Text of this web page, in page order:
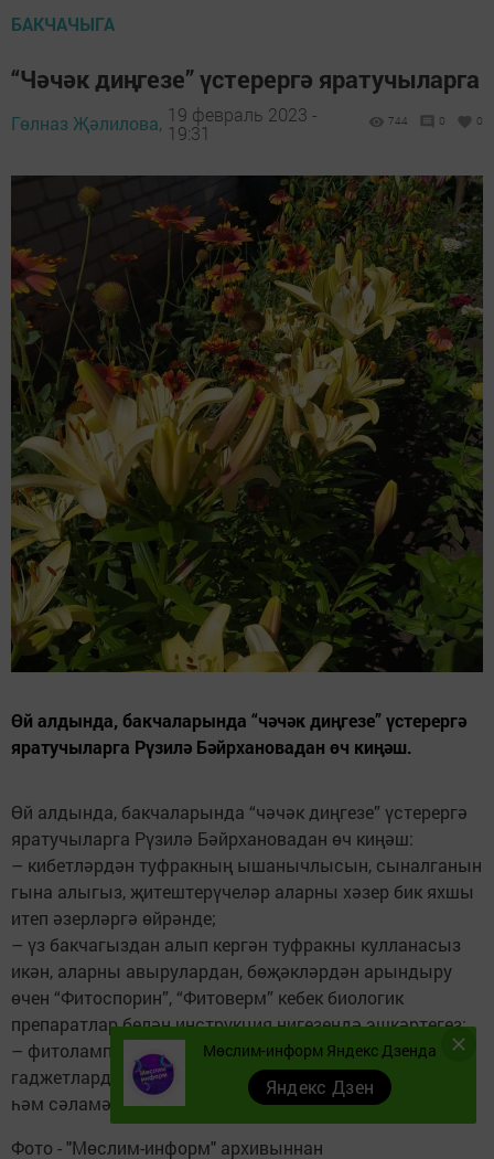
БАКЧАЧЫГА
“Чәчәк диңгезе” үстерергә яратучыларга
Гөлназ Җәлилова, 19 февраль 2023 -
19:31
744 0 0
Өй алдында, бакчаларында “чәчәк диңгезе” үстерергә
яратучыларга Рүзилә Бәйрхановадан өч киңәш.
Өй алдында, бакчаларында “чәчәк диңгезе” үстерергә
яратучыларга Рүзилә Бәйрхановадан өч киңәш:
– кибетләрдән туфракның ышанычлысын, сыналганын
гына алыгыз, җитештерүчеләр аларны хәзер бик яхшы
итеп әзерләргә өйрәнде;
– үз бакчагыздан алып кергән туфракны кулланасыз
икән, аларны авырулардан, бөҗәкләрдән арындыру
өчен “Фитоспорин”, “Фитоверм” кебек биологик
препаратлар белән инструкция нигезендә эшкәртегез;
– фитолампа, мини-парник кебек заманча
гаджетлардан файдана аласыз, алар үсентеләрнең тиз
һәм сәламәт булып үсүенә ярдәм итә.
Фото - "Мөслим-информ" архивыннан
Мөслим-информ Яндекс Дзенда
Яндекс Дзен